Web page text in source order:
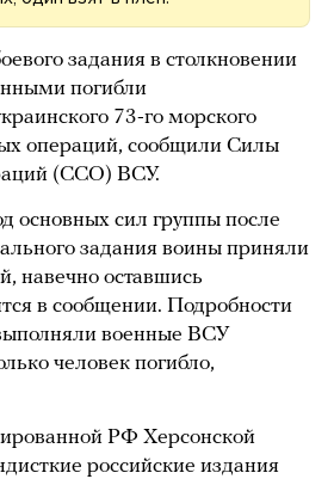
задания в столкновении
погибли
73-го морского
операций, сообщили Силы
(ССО) ВСУ.
основных сил группы после
задания воины приняли
навечно оставшись
в сообщении. Подробности
военные ВСУ
человек погибло,
РФ Херсонской
российские издания